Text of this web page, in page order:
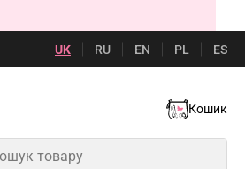
UK RU EN PL ES
Кошик